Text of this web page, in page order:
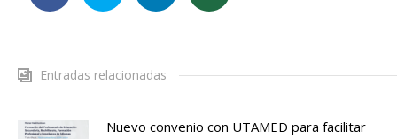
Entradas relacionadas
Nuevo convenio con UTAMED para facilitar